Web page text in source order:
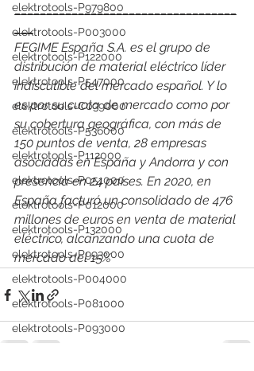
elektrotools-P979800
elektrotools-P003000
elektrotools-P122000
elektrotools-P547000
elektrotools-C039000
elektrotools-P536000
elektrotools-P112000
elektrotools-P051000
elektrotools-P012000
elektrotools-P132000
elektrotools-P993000
elektrotools-P004000
elektrotools-P081000
elektrotools-P093000
___________________________________
___
FEGIME España S.A. es el grupo de
distribución de material eléctrico líder
indiscutible del mercado español. Y lo
es por su cuota de mercado como por
su cobertura geográfica, con más de
150 puntos de venta, 28 empresas
asociadas en España y Andorra y con
presencia en 24 países. En 2020, en
España facturó un consolidado de 476
millones de euros en venta de material
eléctrico, alcanzando una cuota de
mercado del 15%